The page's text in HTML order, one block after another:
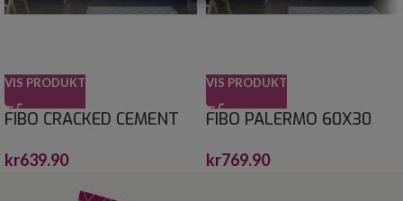
VIS PRODUKT
FIBO CRACKED CEMENT
kr639.90
VIS PRODUKT
FIBO PALERMO 60X30
kr769.90